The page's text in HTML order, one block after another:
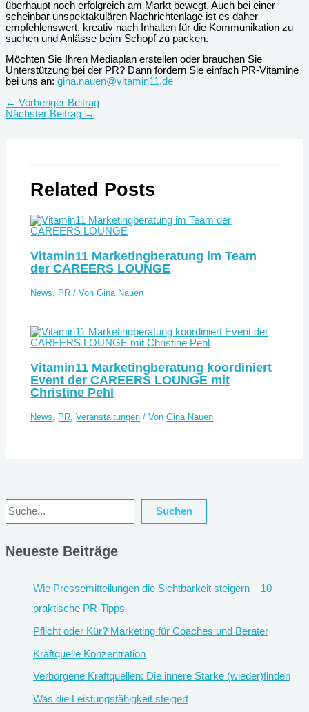
überhaupt noch erfolgreich am Markt bewegt. Auch bei einer
scheinbar unspektakulären Nachrichtenlage ist es daher
empfehlenswert, kreativ nach Inhalten für die Kommunikation zu
suchen und Anlässe beim Schopf zu packen.
Möchten Sie Ihren Mediaplan erstellen oder brauchen Sie
Unterstützung bei der PR? Dann fordern Sie einfach PR-Vitamine
bei uns an: gina.nauen@vitamin11.de
← Vorheriger Beitrag
Nächster Beitrag →
Related Posts
Vitamin11 Marketingberatung im Team
der CAREERS LOUNGE
News PR / VonGina Nauen
Vitamin11 Marketingberatung koordiniert
Event der CAREERS LOUNGE mit
Christine Pehl
News PR ,Veranstaltungen / VonGina Nauen
Suchen Suchen
Neueste Beiträge
Wie Pressemitteilungen die Sichtbarkeit steigern – 10
praktische PR-Tipps
Pflicht oder Kür? Marketing für Coaches und Berater
Kraftquelle Konzentration
Verborgene Kraftquellen: Die innere Stärke (wieder)finden
Was die Leistungsfähigkeit steigert